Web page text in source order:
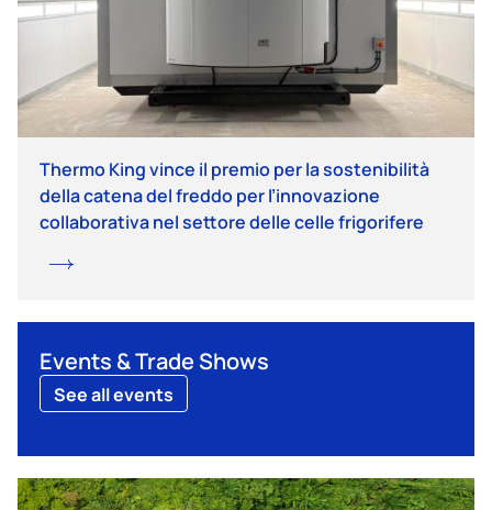
Thermo King vince il premio per la sostenibilità
della catena del freddo per l’innovazione
collaborativa nel settore delle celle frigorifere
Events & Trade Shows
See all events